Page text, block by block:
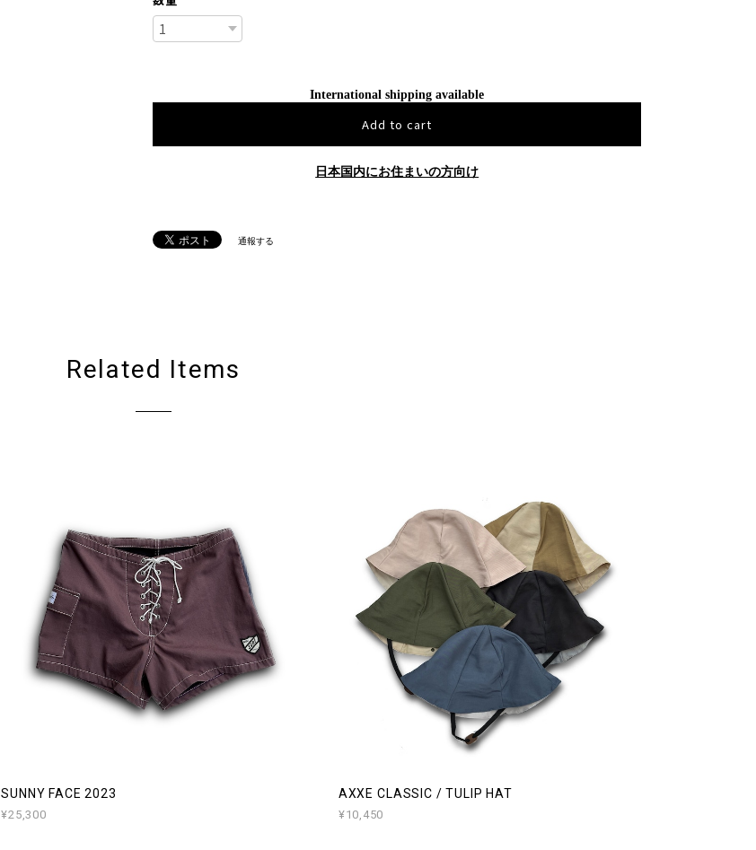
International shipping available
Add to cart
日本国内にお住まいの方向け
通報する
Related Items
SUNNY FACE 2023
¥25,300
AXXE CLASSIC / TULIP HAT
¥10,450